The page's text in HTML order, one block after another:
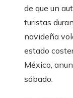
de que un
turistas
navideña
estado
México,
sábado.